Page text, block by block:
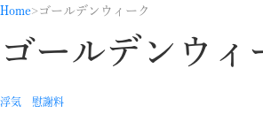
Home ゴールデンウィーク
ゴールデンウィ
浮気 慰謝料